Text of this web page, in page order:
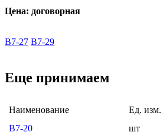
Цена: договорная
В7-27 В7-29
Еще принимаем
Наименование Ед. изм.
В7-20
шт